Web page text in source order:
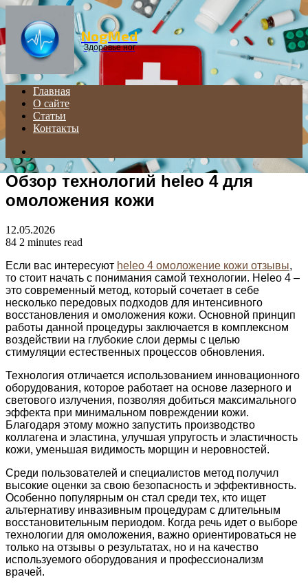
Menu
NogMed
Здоровье ног
Главная
О сайте
Статьи
Контакты
for
Обзор технологий heleo 4 для
омоложения кожи
12.05.2026
84 2 minutes read
Если вас интересуют heleo 4 омоложение кожи отзывы,
то стоит начать с понимания самой технологии. Heleо 4 –
это современный метод, который сочетает в себе
несколько передовых подходов для интенсивного
восстановления и омоложения кожи. Основной принцип
работы данной процедуры заключается в комплексном
воздействии на глубокие слои дермы с целью
стимуляции естественных процессов обновления.
Технология отличается использованием инновационного
оборудования, которое работает на основе лазерного и
светового излучения, позволяя добиться максимального
эффекта при минимальном повреждении кожи.
Благодаря этому можно запустить производство
коллагена и эластина, улучшая упругость и эластичность
кожи, уменьшая видимость морщин и неровностей.
Среди пользователей и специалистов метод получил
высокие оценки за свою безопасность и эффективность.
Особенно популярным он стал среди тех, кто ищет
альтернативу инвазивным процедурам с длительным
восстановительным периодом. Когда речь идет о выборe
технологии для омоложения, важно ориентироваться не
только на отзывы о результатах, но и на качество
используемого оборудования и профессионализм
врачей.